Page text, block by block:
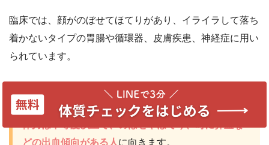
臨床では、顔がのぼせてほてりがあり、イライラして落ち
着かないタイプの胃腸や循環器、皮膚疾患、神経症に用い
られています。
服用がおすすめな人
どの出血傾向がある人に向きます。